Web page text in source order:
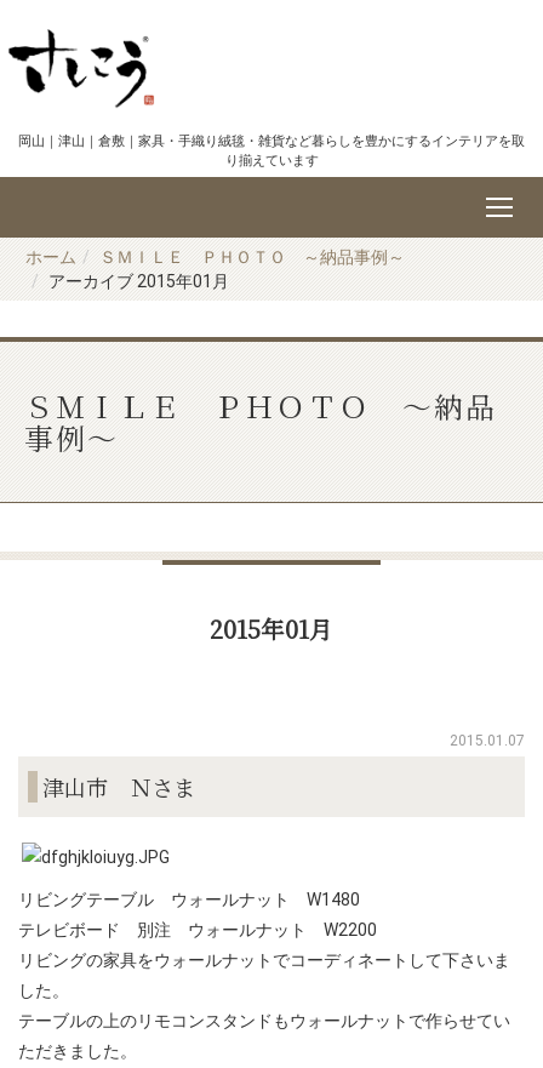
岡山｜津山｜倉敷｜家具・手織り絨毯・雑貨など暮らしを豊かにするインテリアを取
り揃えています
ホーム
ＳＭＩＬＥ ＰＨＯＴＯ ～納品事例～
アーカイブ 2015年01月
ＳＭＩＬＥ ＰＨＯＴＯ ～納品
事例～
2015年01月
2015.01.07
津山市 Ｎさま
リビングテーブル ウォールナット W1480
テレビボード 別注 ウォールナット W2200
リビングの家具をウォールナットでコーディネートして下さいま
した。
テーブルの上のリモコンスタンドもウォールナットで作らせてい
ただきました。